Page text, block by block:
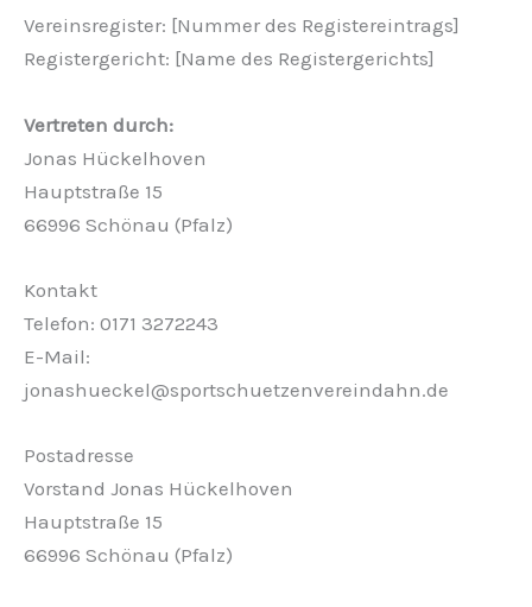
Vereinsregister: [Nummer des Registereintrags]
Registergericht: [Name des Registergerichts]
Vertreten durch:
Jonas Hückelhoven
Hauptstraße 15
66996 Schönau (Pfalz)
Kontakt
Telefon: 0171 3272243
E-Mail:
jonashueckel@sportschuetzenvereindahn.de
Postadresse
Vorstand Jonas Hückelhoven
Hauptstraße 15
66996 Schönau (Pfalz)